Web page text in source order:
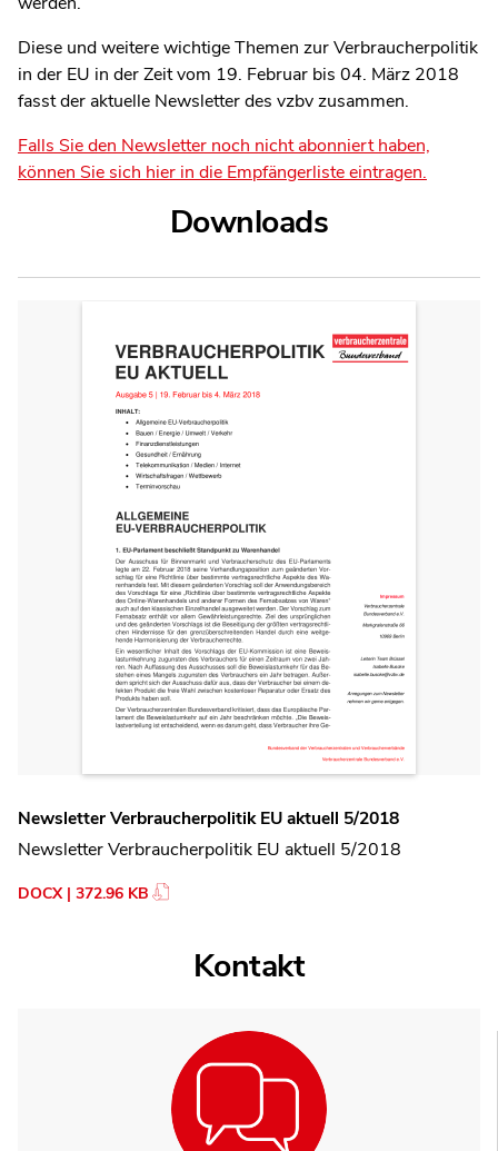
Diese und weitere wichtige Themen zur Verbraucherpolitik
in der EU in der Zeit vom 19. Februar bis 04. März 2018
fasst der aktuelle Newsletter des vzbv zusammen.
Falls Sie den Newsletter noch nicht abonniert haben,
können Sie sich hier in die Empfängerliste eintragen.
Downloads
Newsletter Verbraucherpolitik EU aktuell 5/2018
Newsletter Verbraucherpolitik EU aktuell 5/2018
DOCX | 372.96 KB
Kontakt